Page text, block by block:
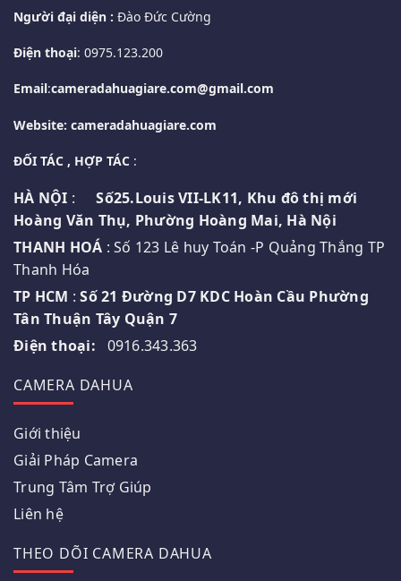
Người đại diện : Đào Đức Cường
Điện thoại: 0975.123.200
Email:cameradahuagiare.com@gmail.com
Website: cameradahuagiare.com
ĐỐI TÁC , HỢP TÁC :
HÀ NỘI :
Số25.Louis VII-LK11, Khu đô thị mới
Hoàng Văn Thụ, Phường Hoàng Mai, Hà Nội
THANH HOÁ : Số 123 Lê huy Toán -P Quảng Thắng TP
Thanh Hóa
TP HCM :Số 21 Đường D7 KDC Hoàn Cầu Phường
Tân Thuận Tây Quận 7
Điện thoại: 0916.343.363
CAMERA DAHUA
Giới thiệu
Giải Pháp Camera
Trung Tâm Trợ Giúp
Liên hệ
THEO DÕI CAMERA DAHUA